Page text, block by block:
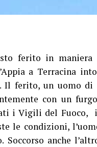
ferito in
a Terracina
ferito, un uomo di
con un
i Vigili del Fuoco,
le condizioni,
anche